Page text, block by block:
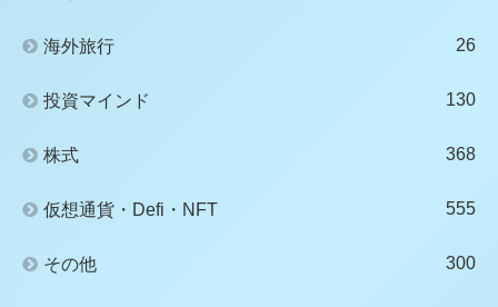
海外旅行 26
投資マインド 130
株式 368
仮想通貨・Defi・NFT 555
その他 300